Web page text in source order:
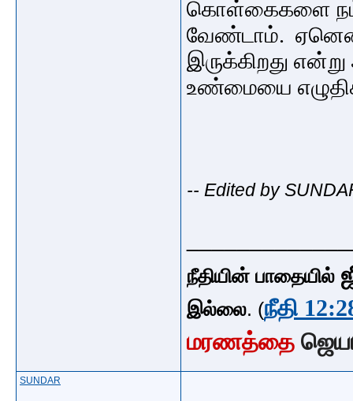
கொள்கைகளை
வேண்டாம்.
இருக்கிறது
உண்மையை
-- Edited by
நீதியின் பாதையில்
இல்லை. (நீதி
மரணத்தை
SUNDAR